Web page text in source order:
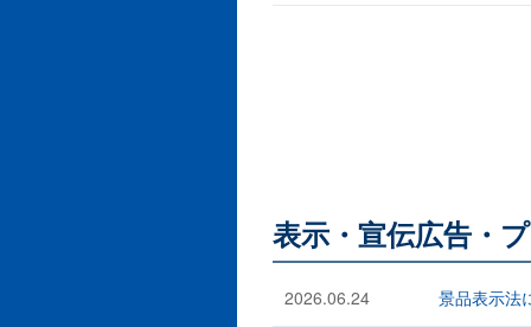
表示・宣伝広告・
2026.06.24 景品表示法